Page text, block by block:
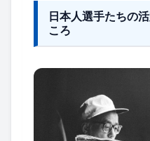
日本人選手たちの
ころ